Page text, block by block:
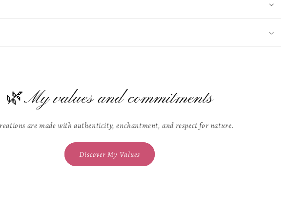
🌿My values and commitments
are made with authenticity, enchantment, and respect for nature.
Discover My Values